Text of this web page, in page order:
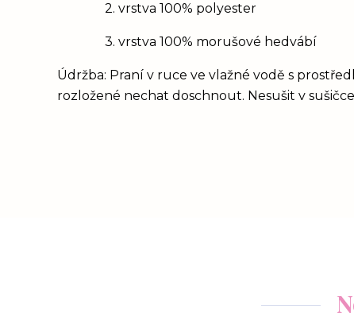
2. vrstva 100% polyester
3. vrstva 100% morušové hedvábí
Údržba: Praní v ruce ve vlažné vodě s
rozložené nechat doschnout. Nesušit v